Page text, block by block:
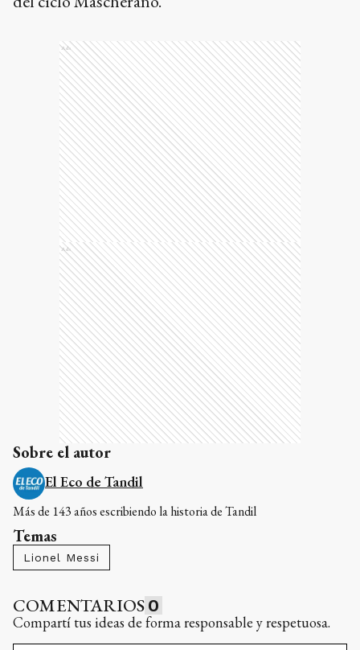
Ads
Ads
Sobre el autor
El Eco de Tandil
Más de 143 años escribiendo la historia de Tandil
Temas
Lionel Messi
COMENTARIOS 0
Compartí tus ideas de forma responsable y respetuosa.